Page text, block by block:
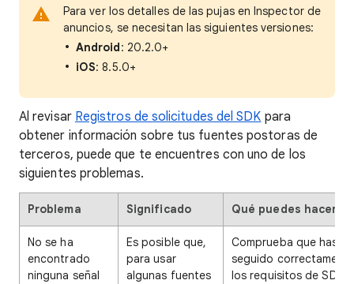
Para ver los detalles de las pujas en Inspector de
anuncios, se necesitan las siguientes versiones:
Android: 20.2.0+
iOS: 8.5.0+
Al revisar Registros de solicitudes del SDK para
obtener información sobre tus fuentes postoras de
terceros, puede que te encuentres con uno de los
siguientes problemas.
Problema Significado Qué puedes hacer
No se ha
encontrado
ninguna señal
Es posible que,
para usar
algunas fuentes
Comprueba que has
seguido
los requisitos de SDKs